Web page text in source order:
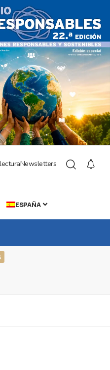
Newsletters
ESPAÑA